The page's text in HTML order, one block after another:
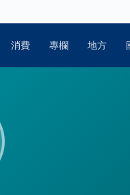
消費 專欄 地方